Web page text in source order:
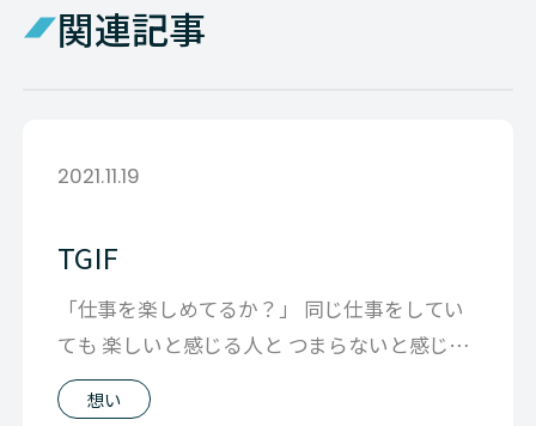
関連記事
2021.11.19
TGIF
「仕事を楽しめてるか？」 同じ仕事をしてい
ても 楽しいと感じる人と つまらないと感じる
ひとがいることをみると 仕事そのも
想い